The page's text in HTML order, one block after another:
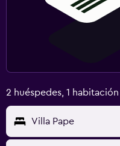
2 huéspedes, 1 habitación
Villa Pape